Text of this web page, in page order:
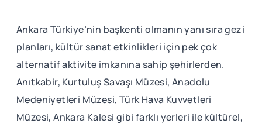
Ankara Türkiye’nin başkenti olmanın yanı sıra gezi
planları, kültür sanat etkinlikleri için pek çok
alternatif aktivite imkanına sahip şehirlerden.
Anıtkabir, Kurtuluş Savaşı Müzesi, Anadolu
Medeniyetleri Müzesi, Türk Hava Kuvvetleri
Müzesi, Ankara Kalesi gibi farklı yerleri ile kültürel,